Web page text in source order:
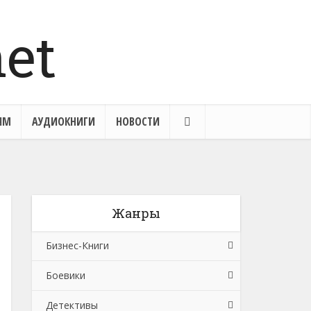
АУДИОКНИГИ НОВОСТИ
Жанры
Бизнес-Книги
Банковское дело
Бухучет, налогообложение, аудит
Боевики
Боевики: Прочее
Детективы